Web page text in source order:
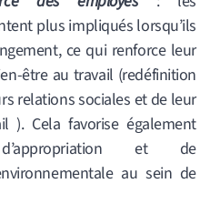
plus impliqués lorsqu’ils
ce qui renforce leur
être au travail (redéfinition
relations sociales et deleur
). Cela favorise également
et de
au sein de